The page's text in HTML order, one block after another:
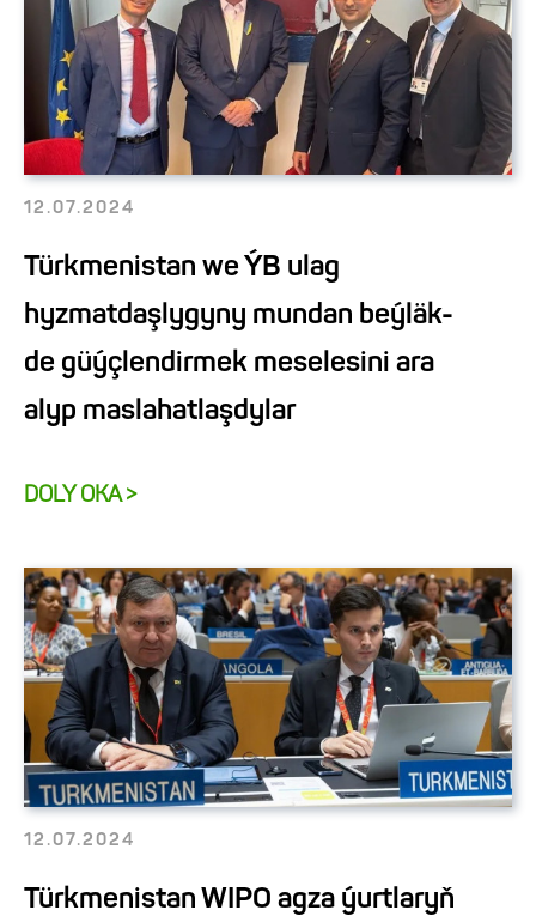
12.07.2024
Türkmenistan we ÝB ulag
hyzmatdaşlygyny mundan beýläk-
de güýçlendirmek meselesini ara
alyp maslahatlaşdylar
DOLY OKA >
12.07.2024
Türkmenistan WIPO agza ýurtlaryň